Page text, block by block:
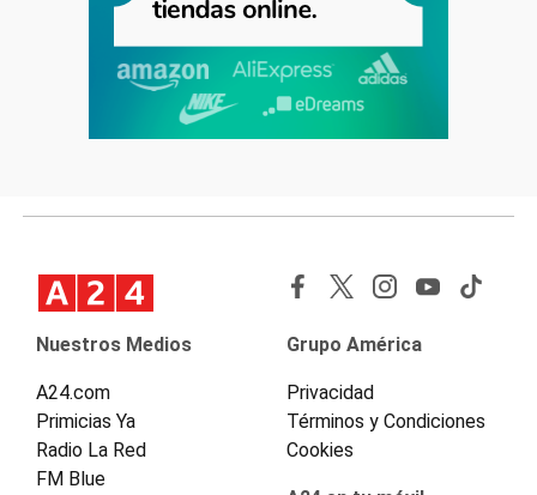
Nuestros Medios
A24.com
Primicias Ya
Radio La Red
FM Blue
Grupo América
Privacidad
Términos y Condiciones
Cookies